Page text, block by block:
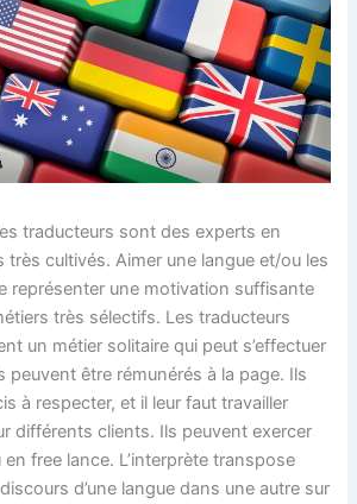
traducteurs sont des experts en
très cultivés. Aimer une langue et/ou les
représenter une motivation suffisante
très sélectifs. Les traducteurs
un métier solitaire qui peut s’effectuer
peuvent être rémunérés à la page. Ils
à respecter, et il leur faut travailler
différents clients. Ils peuvent exercer
free lance. L’interprète transpose
d’une langue dans une autre sur